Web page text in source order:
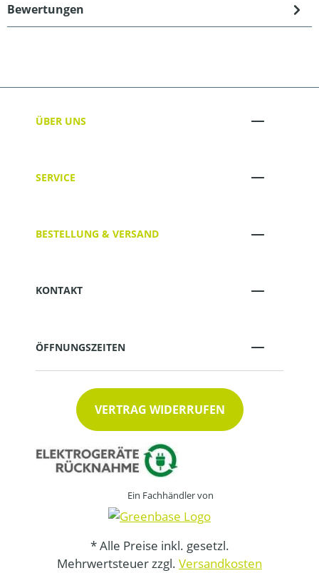
Bewertungen
ÜBER UNS
SERVICE
BESTELLUNG & VERSAND
KONTAKT
ÖFFNUNGSZEITEN
VERTRAG WIDERRUFEN
Ein Fachhändler von
* Alle Preise inkl. gesetzl.
Mehrwertsteuer zzgl. Versandkosten